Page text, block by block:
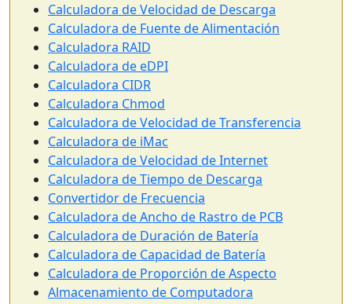
Calculadora de Velocidad de Descarga
Calculadora de Fuente de Alimentación
Calculadora RAID
Calculadora de eDPI
Calculadora CIDR
Calculadora Chmod
Calculadora de Velocidad de Transferencia
Calculadora de iMac
Calculadora de Velocidad de Internet
Calculadora de Tiempo de Descarga
Convertidor de Frecuencia
Calculadora de Ancho de Rastro de PCB
Calculadora de Duración de Batería
Calculadora de Capacidad de Batería
Calculadora de Proporción de Aspecto
Almacenamiento de Computadora